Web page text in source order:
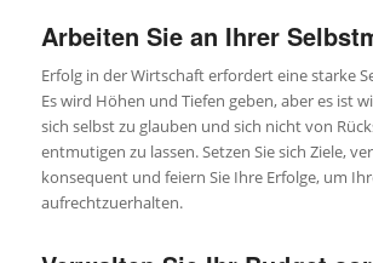
Arbeiten Sie an Ihrer
Erfolg in der Wirtschaft erfordert eine starke
Es wird Höhen und Tiefen geben, aber es ist
sich selbst zu glauben und sich nicht von
entmutigen zu lassen. Setzen Sie sich Ziele,
konsequent und feiern Sie Ihre Erfolge, um
aufrechtzuerhalten.